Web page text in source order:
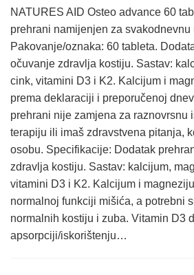
NATURES AID Osteo advance 60
prehrani namijenjen za svakodnevnu
Pakovanje/oznaka: 60 tableta.
očuvanje zdravlja kostiju. Sastav:
cink, vitamini D3 i K2. Kalcijum i
prema deklaraciji i preporučenoj
prehrani nije zamjena za raznovrsnu
terapiju ili imaš zdravstvena pitanja,
osobu. Specifikacije: Dodatak
zdravlja kostiju. Sastav: kalcijum,
vitamini D3 i K2. Kalcijum i
normalnoj funkciji mišića, a potrebni
normalnih kostiju i zuba. Vitamin D3
apsorpciji/iskorištenju…